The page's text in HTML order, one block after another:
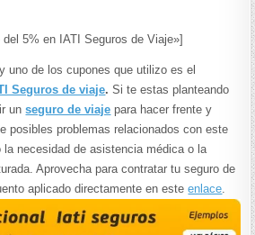
5% en IATI Seguros de Viaje»]
uno de los cupones que utilizo es el
Seguros de viaje.Si te estas planteando
unseguro de viaje para hacer frente y
posibles problemas relacionados con este
necesidad de asistencia médica o la
Aprovecha para contratar tu seguro de
aplicado directamente en esteenlace